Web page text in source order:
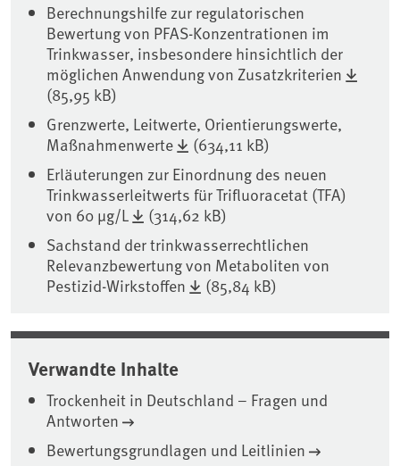
Berechnungshilfe zur regulatorischen
Bewertung von PFAS-Konzentrationen im
Trinkwasser, insbesondere hinsichtlich der
möglichen Anwendung von Zusatzkriterien
(85,95 kB)
Grenzwerte, Leitwerte, Orientierungswerte,
Maßnahmenwerte
(634,11 kB)
Erläuterungen zur Einordnung des neuen
Trinkwasserleitwerts für Trifluoracetat (TFA)
von 60 μg/L
(314,62 kB)
Sachstand der trinkwasserrechtlichen
Relevanzbewertung von Metaboliten von
Pestizid-Wirkstoffen
(85,84 kB)
Verwandte Inhalte
Trockenheit in Deutschland – Fragen und
Antworten
Bewertungsgrundlagen und Leitlinien